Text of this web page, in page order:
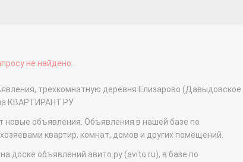
не найдено...
трехкомнатную деревня Елизарово
КВАРТИРАНТ.РУ
новые объявления. Объявления в нашей базе по
квартир, комнат, домов и других помещений.
доске объявлений авито.ру (avito.ru), в базе по